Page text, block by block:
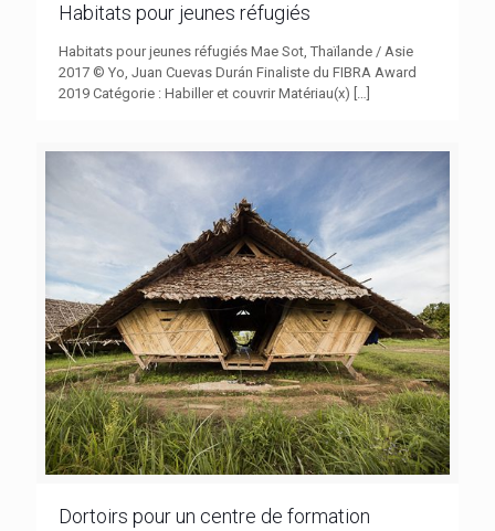
Habitats pour jeunes réfugiés
Habitats pour jeunes réfugiés Mae Sot, Thaïlande / Asie
2017 © Yo, Juan Cuevas Durán Finaliste du FIBRA Award
2019 Catégorie : Habiller et couvrir Matériau(x) […]
Dortoirs pour un centre de formation